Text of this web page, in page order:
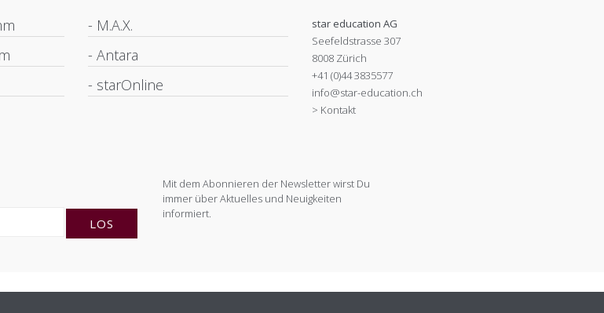
- M.A.X.
- Antara
- starOnline
star education AG
Seefeldstrasse 307
8008 Zürich
+41 (0)44 3835577
info@star-education.ch
> Kontakt
Mit dem Abonnieren der Newsletter wirst Du
immer über Aktuelles und Neuigkeiten
informiert.